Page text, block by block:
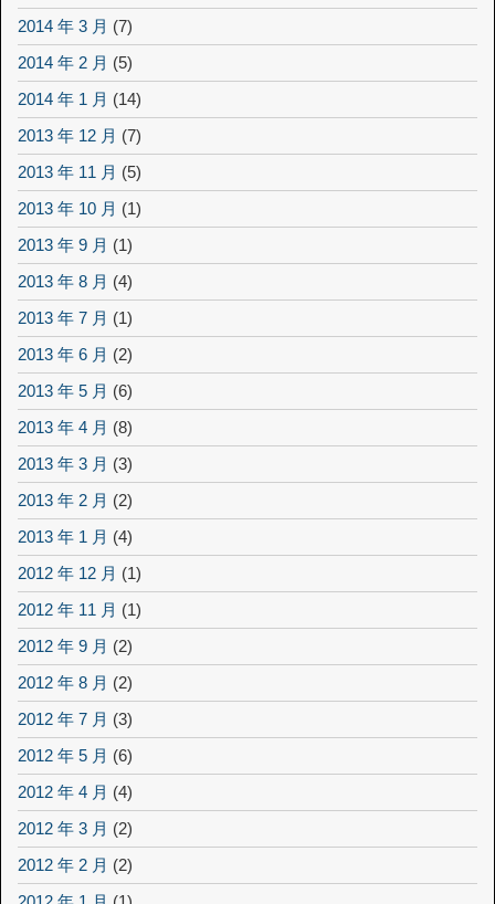
2014 年 3 月 (7)
2014 年 2 月 (5)
2014 年 1 月 (14)
2013 年 12 月 (7)
2013 年 11 月 (5)
2013 年 10 月 (1)
2013 年 9 月 (1)
2013 年 8 月 (4)
2013 年 7 月 (1)
2013 年 6 月 (2)
2013 年 5 月 (6)
2013 年 4 月 (8)
2013 年 3 月 (3)
2013 年 2 月 (2)
2013 年 1 月 (4)
2012 年 12 月 (1)
2012 年 11 月 (1)
2012 年 9 月 (2)
2012 年 8 月 (2)
2012 年 7 月 (3)
2012 年 5 月 (6)
2012 年 4 月 (4)
2012 年 3 月 (2)
2012 年 2 月 (2)